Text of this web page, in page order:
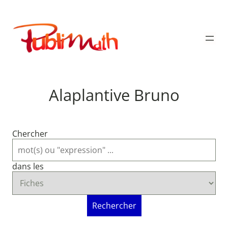
contenu
Publimath
Alaplantive Bruno
Chercher
dans les
Rechercher